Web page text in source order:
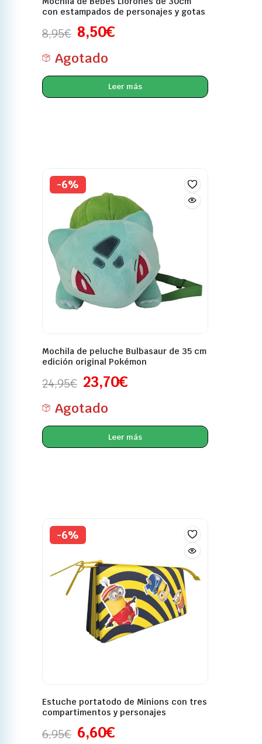
con estampados de personajes y gotas
8,95€ 8,50€
Agotado
Leer más
-6%
Mochila de peluche Bulbasaur de 35 cm
edición original Pokémon
24,95€ 23,70€
Agotado
Leer más
-6%
Estuche portatodo de Minions con tres
compartimentos y personajes
6,95€ 6,60€